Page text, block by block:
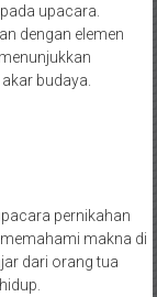
upacara.
dengan elemen
budaya.
pernikahan
makna di
dari orang tua